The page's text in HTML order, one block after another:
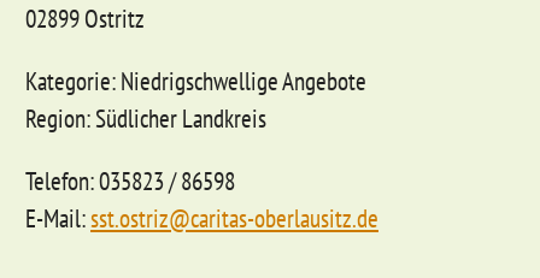
02899 Ostritz
Kategorie: Niedrigschwellige Angebote
Region: Südlicher Landkreis
Telefon: 035823 / 86598
E-Mail:sst.ostriz@caritas-oberlausitz.de